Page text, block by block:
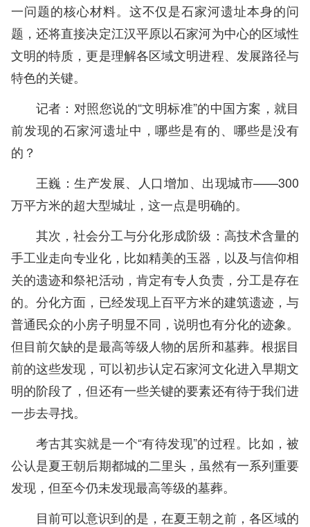
一问题的核心材料。这不仅是石家河遗址本身的问
题，还将直接决定江汉平原以石家河为中心的区域性
文明的特质，更是理解各区域文明进程、发展路径与
特色的关键。
记者：对照您说的“文明标准”的中国方案，就目
前发现的石家河遗址中，哪些是有的、哪些是没有
的？
王巍：生产发展、人口增加、出现城市——300
万平方米的超大型城址，这一点是明确的。
其次，社会分工与分化形成阶级：高技术含量的
手工业走向专业化，比如精美的玉器，以及与信仰相
关的遗迹和祭祀活动，肯定有专人负责，分工是存在
的。分化方面，已经发现上百平方米的建筑遗迹，与
普通民众的小房子明显不同，说明也有分化的迹象。
但目前欠缺的是最高等级人物的居所和墓葬。根据目
前的这些发现，可以初步认定石家河文化进入早期文
明的阶段了，但还有一些关键的要素还有待于我们进
一步去寻找。
考古其实就是一个“有待发现”的过程。比如，被
公认是夏王朝后期都城的二里头，虽然有一系列重要
发现，但至今仍未发现最高等级的墓葬。
目前可以意识到的是，在夏王朝之前，各区域的